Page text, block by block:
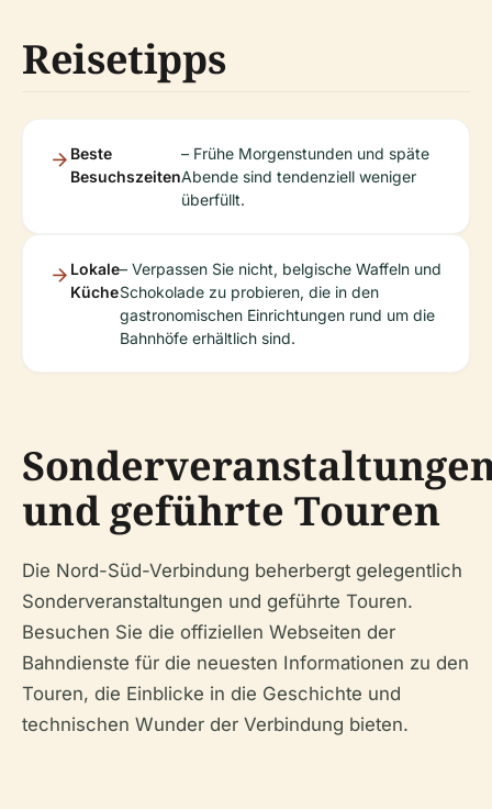
Reisetipps
Beste
Besuchszeiten
– Frühe Morgenstunden und späte
Abende sind tendenziell weniger
überfüllt.
Lokale
Küche
– Verpassen Sie nicht, belgische Waffeln und
Schokolade zu probieren, die in den
gastronomischen Einrichtungen rund um die
Bahnhöfe erhältlich sind.
und geführte Touren
Die Nord-Süd-Verbindung beherbergt gelegentlich
Sonderveranstaltungen und geführte Touren.
Besuchen Sie die offiziellen Webseiten der
Bahndienste für die neuesten Informationen zu den
Touren, die Einblicke in die Geschichte und
technischen Wunder der Verbindung bieten.